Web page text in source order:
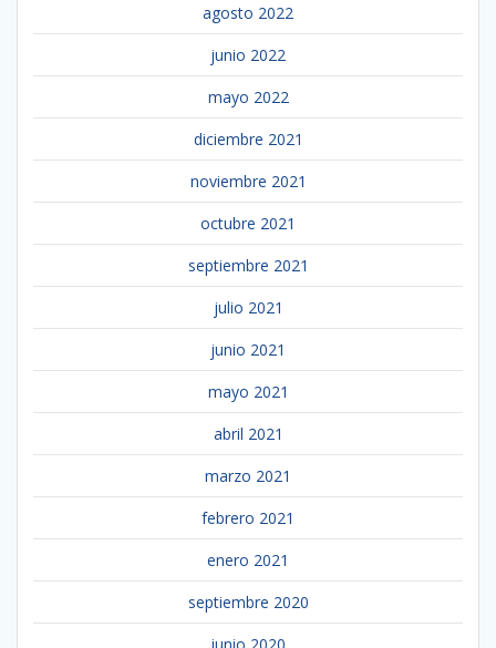
agosto 2022
junio 2022
mayo 2022
diciembre 2021
noviembre 2021
octubre 2021
septiembre 2021
julio 2021
junio 2021
mayo 2021
abril 2021
marzo 2021
febrero 2021
enero 2021
septiembre 2020
junio 2020